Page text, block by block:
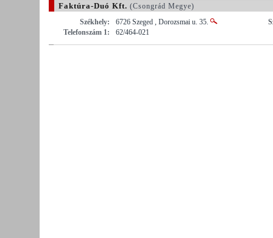
Faktúra-Duó Kft. (Csongrád Megye)
Székhely:
6726 Szeged , Dorozsmai u. 35.
Telefonszám 1:
62/464-021